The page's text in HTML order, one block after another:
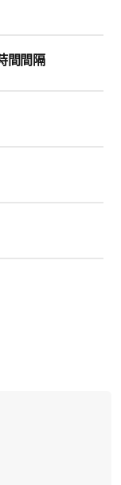
要更換，且清
濾網。
間間隔
，瞭解特定清